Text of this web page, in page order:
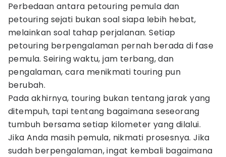
Perbedaan antara petouring pemula dan
petouring sejati bukan soal siapa lebih hebat,
melainkan soal tahap perjalanan. Setiap
petouring berpengalaman pernah berada di fase
pemula. Seiring waktu, jam terbang, dan
pengalaman, cara menikmati touring pun
berubah.
Pada akhirnya, touring bukan tentang jarak yang
ditempuh, tapi tentang bagaimana seseorang
tumbuh bersama setiap kilometer yang dilalui.
Jika Anda masih pemula, nikmati prosesnya. Jika
sudah berpengalaman, ingat kembali bagaimana